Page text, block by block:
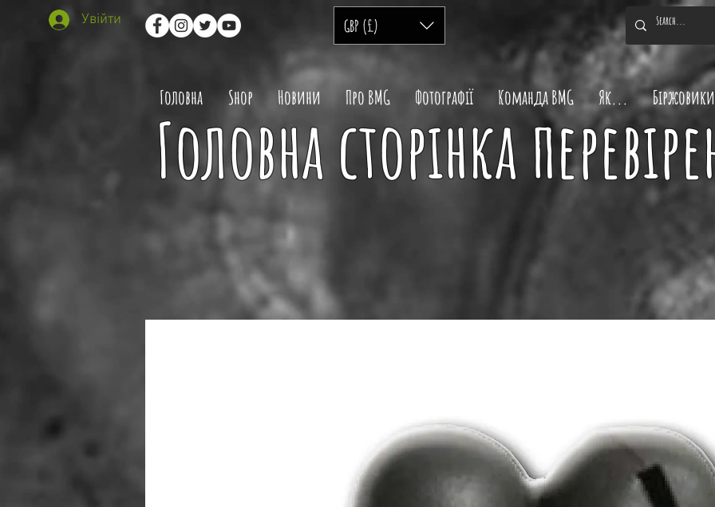
Увійти
Головна Shop Новини Про BMG Фотографії Команда BMG Як... Біржовики
GBP (£)
Головна сторінка